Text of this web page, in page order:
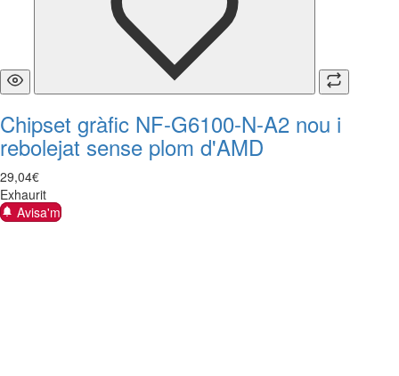
Chipset gràfic NF-G6100-N-A2 nou i
rebolejat sense plom d'AMD
29,04€
Exhaurit
Avisa'm